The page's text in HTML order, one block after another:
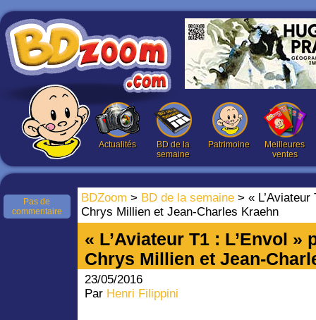
Actualités
BD de la
semaine
Patrimoine
Meilleures
ventes
BDZoom > BD de la semaine > « L’Aviateur
Chrys Millien et Jean-Charles Kraehn
Pas de
commentaire
« L’Aviateur T1 : L’Envol »
Chrys Millien et Jean-
23/05/2016
Par Henri Filippini